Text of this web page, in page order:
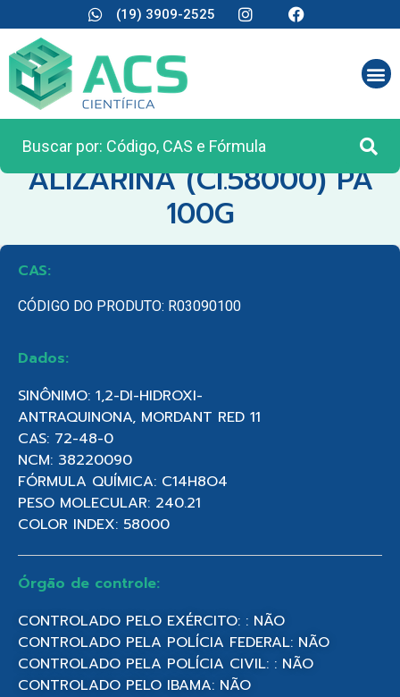
(19) 3909-2525
CATEGORIA:REAGENTES ANALÍTICOS
ALIZARINA (CI.58000) PA
100G
CAS:
CÓDIGO DO PRODUTO: R03090100
Dados:
SINÔNIMO: 1,2-DI-HIDROXI-
ANTRAQUINONA, MORDANT RED 11
CAS: 72-48-0
NCM: 38220090
FÓRMULA QUÍMICA: C14H8O4
PESO MOLECULAR: 240.21
COLOR INDEX: 58000
Órgão de controle:
CONTROLADO PELO EXÉRCITO: : NÃO
CONTROLADO PELA POLÍCIA FEDERAL: NÃO
CONTROLADO PELA POLÍCIA CIVIL: : NÃO
CONTROLADO PELO IBAMA: NÃO